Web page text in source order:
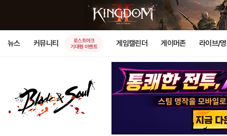
뉴스 커뮤니티
로스트아크
기대평 이벤트
게임캘린더 게이머존 라이브/